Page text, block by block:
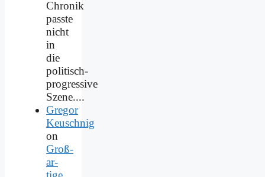
Chronik
passte
nicht
in
die
politisch-
progressive
Szene....
Gregor
Keuschnig
on
Groß­
ar­